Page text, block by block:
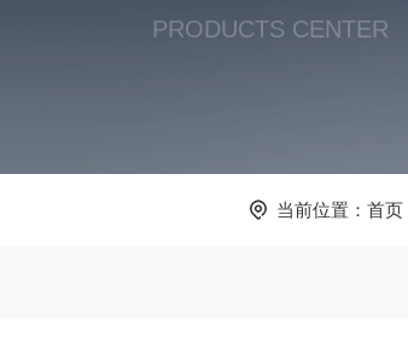
PRODUCTS CENTER
当前位置： 首页